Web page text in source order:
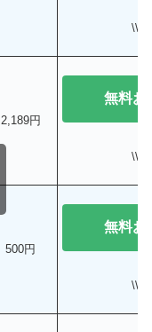
2,189円
無料お
500円
無料お